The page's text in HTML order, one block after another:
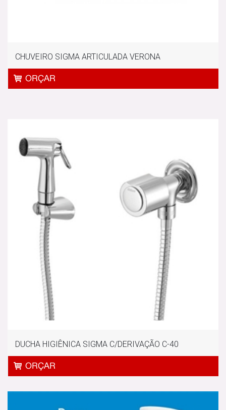
CHUVEIRO SIGMA ARTICULADA VERONA
DUCHA HIGIÊNICA SIGMA C/DERIVAÇÃO C-40